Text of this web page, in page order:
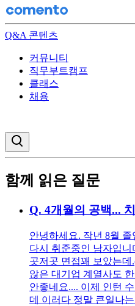
Q&A 콘텐츠
커뮤니티
직무부트캠프
클래스
채용
함께 읽은 질문
Q. 4개월의 공백...
안녕하세요. 작년 8월
다시 취준중인 남자입니
곳저곳 면접꽤 보았는
않은 대기업 계열사도
안좋네요.... 이제 인턴
데 이러다 정말 큰일나